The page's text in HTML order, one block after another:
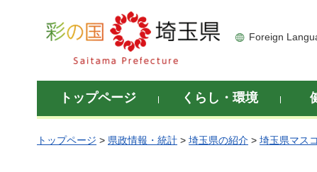
彩の国 埼玉県
Foreign
トップページ くらし・環境
トップページ > 県政情報・統計 > 埼玉県の紹介 > 埼玉県マス